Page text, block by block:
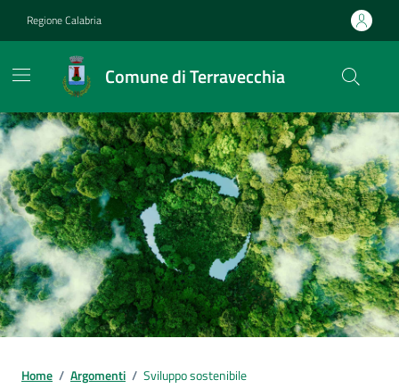
Regione Calabria
Comune di Terravecchia
Home / Argomenti / Sviluppo sostenibile